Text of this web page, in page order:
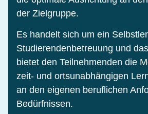
der Zielgruppe.
Es handelt sich um ein
Studierendenbetreuung und
bietet den Teilnehmenden die
zeit- und ortsunabhängigen
an den eigenen beruflichen
Bedürfnissen.